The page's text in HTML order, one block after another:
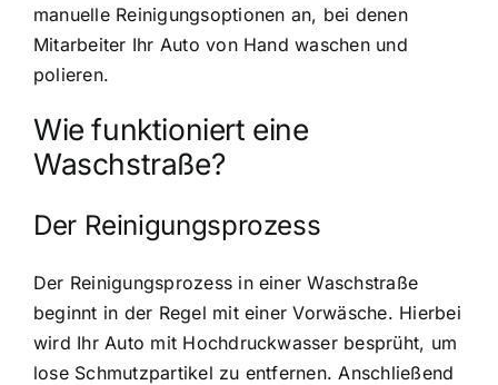
manuelle Reinigungsoptionen an, bei denen
Mitarbeiter Ihr Auto von Hand waschen und
polieren.
Wie funktioniert eine
Waschstraße?
Der Reinigungsprozess
Der Reinigungsprozess in einer Waschstraße
beginnt in der Regel mit einer Vorwäsche. Hierbei
wird Ihr Auto mit Hochdruckwasser besprüht, um
lose Schmutzpartikel zu entfernen. Anschließend